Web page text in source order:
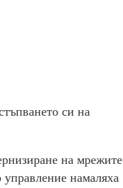
си на
на мрежите
намаляха